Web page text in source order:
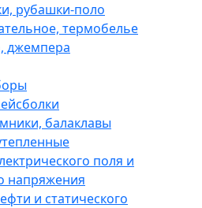
рубашки-поло
термобелье
джемпера
балаклавы
поля и
напряжения
и статического